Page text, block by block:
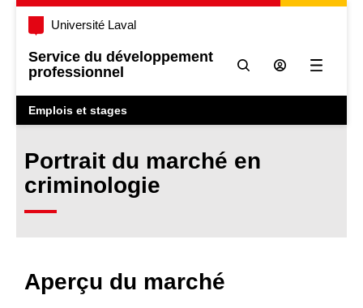
Université Laval
Service du développement
professionnel
Ouvrir
Emplois et stages
Portrait du marché en
criminologie
Aperçu du marché